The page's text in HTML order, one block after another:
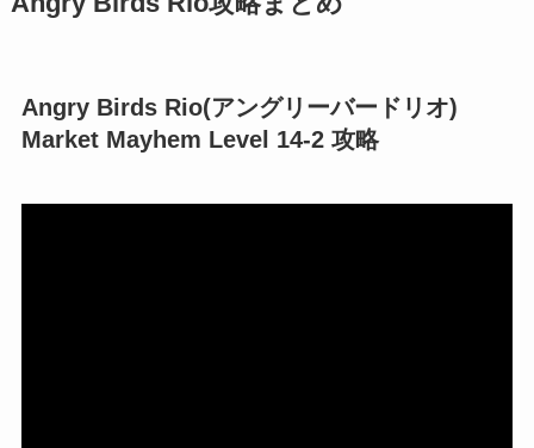
Angry Birds Rio(アングリーバードリオ)
Market Mayhem Level 14-2 攻略